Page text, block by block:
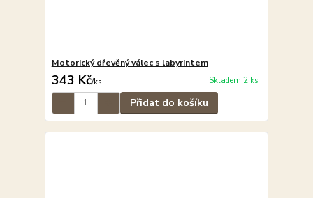
Motorický dřevěný válec s labyrintem
343 Kč/ks Skladem 2 ks
Přidat do košíku